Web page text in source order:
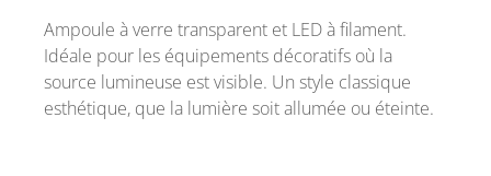
Ampoule à verre transparent et LED à filament.
Idéale pour les équipements décoratifs où la
source lumineuse est visible. Un style classique
esthétique, que la lumière soit allumée ou éteinte.